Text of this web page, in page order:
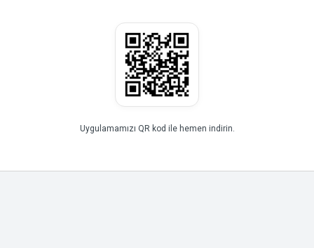
Uygulamamızı QR kod ile hemen indirin.